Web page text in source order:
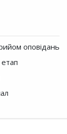
оповідань